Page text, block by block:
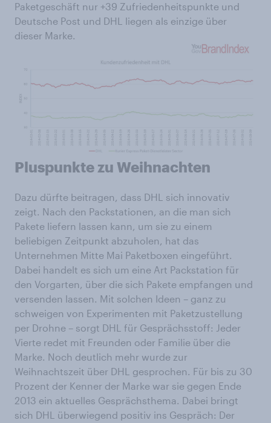
Paketgeschäft nur +39 Zufriedenheitspunkte und
Deutsche Post und DHL liegen als einzige über
dieser Marke.
Pluspunkte zu Weihnachten
Dazu dürfte beitragen, dass DHL sich innovativ
zeigt. Nach den Packstationen, an die man sich
Pakete liefern lassen kann, um sie zu einem
beliebigen Zeitpunkt abzuholen, hat das
Unternehmen Mitte Mai Paketboxen eingeführt.
Dabei handelt es sich um eine Art Packstation für
den Vorgarten, über die sich Pakete empfangen und
versenden lassen. Mit solchen Ideen – ganz zu
schweigen von Experimenten mit Paketzustellung
per Drohne – sorgt DHL für Gesprächsstoff: Jeder
Vierte redet mit Freunden oder Familie über die
Marke. Noch deutlich mehr wurde zur
Weihnachtszeit über DHL gesprochen. Für bis zu 30
Prozent der Kenner der Marke war sie gegen Ende
2013 ein aktuelles Gesprächsthema. Dabei bringt
sich DHL überwiegend positiv ins Gespräch: Der